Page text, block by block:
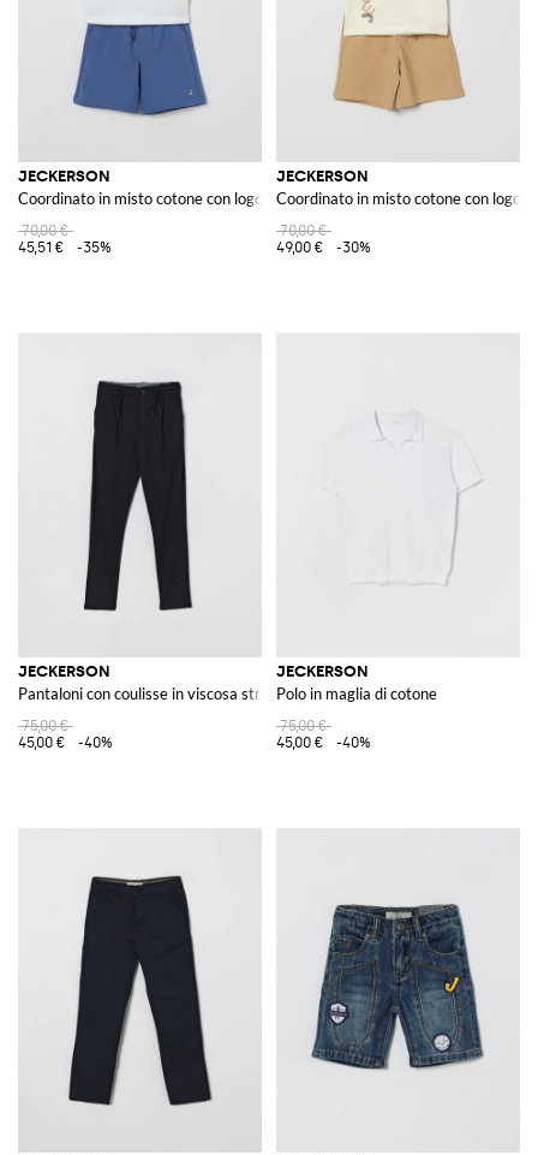
JECKERSON
Coordinato in misto cotone con logo
70,00 €
45,51 €
-35%
JECKERSON
Coordinato in misto cotone con logo
70,00 €
49,00 €
-30%
JECKERSON
Pantaloni con coulisse in viscosa stretch
75,00 €
45,00 €
-40%
JECKERSON
Polo in maglia di cotone
75,00 €
45,00 €
-40%